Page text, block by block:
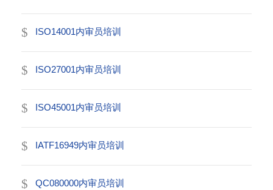
ISO14001内审员培训
ISO27001内审员培训
ISO45001内审员培训
IATF16949内审员培训
QC080000内审员培训